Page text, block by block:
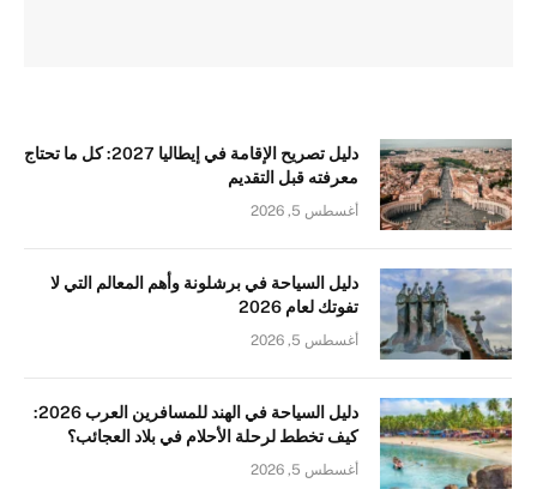
دليل تصريح الإقامة في إيطاليا 2027: كل ما تحتاج
معرفته قبل التقديم
أغسطس 5, 2026
دليل السياحة في برشلونة وأهم المعالم التي لا
تفوتك لعام 2026
أغسطس 5, 2026
دليل السياحة في الهند للمسافرين العرب 2026:
كيف تخطط لرحلة الأحلام في بلاد العجائب؟
أغسطس 5, 2026